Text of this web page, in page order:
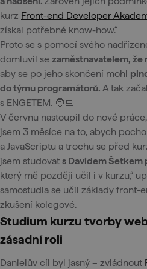
kurz Front-end Developer
získal potřebné know-how.“
Proto se s pomocí svého
domluvil se zaměstnavatelem, že
aby se po jeho skončení mohl
do týmu programátorů. A tak
s ENGETEM. 🧑‍💻
V červnu nastoupil do nové
jsem 3 měsíce na to, abych
a JavaScriptu a trochu se před
jsem studovat s Davidem Šetkem
který mě později učil i v kurzu,“
samostudia se učil základy front-
zkušení kolegové.
Studium kurzu tvorby
zásadní roli
Danielův cíl byl jasný – zvládnout